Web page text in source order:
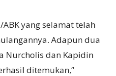
yang selamat telah
Adapun dua
Nurcholis dan Kapidin
ditemukan,”